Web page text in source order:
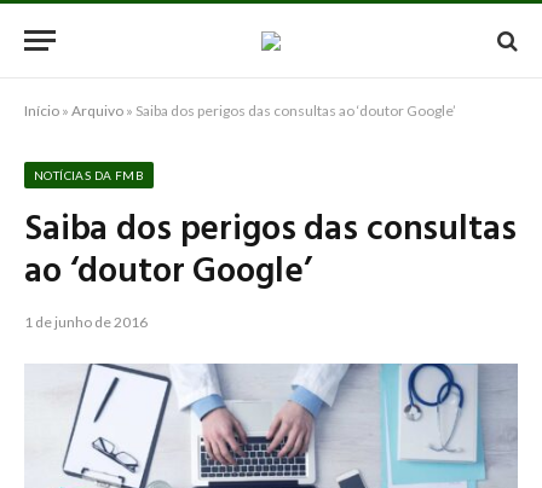
Início » Arquivo » Saiba dos perigos das consultas ao ‘doutor Google’
NOTÍCIAS DA FMB
Saiba dos perigos das consultas
ao ‘doutor Google’
1 de junho de 2016